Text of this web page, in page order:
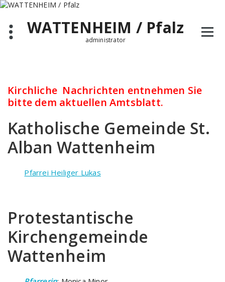
Zum
springenWATTENHEIM / Pfalz
administrator
Kirchliche Nachrichten entnehmen Sie
bitte dem aktuellen Amtsblatt.
Katholische Gemeinde St.
Alban Wattenheim
Pfarrei Heiliger Lukas
Protestantische
Kirchengemeinde
Wattenheim